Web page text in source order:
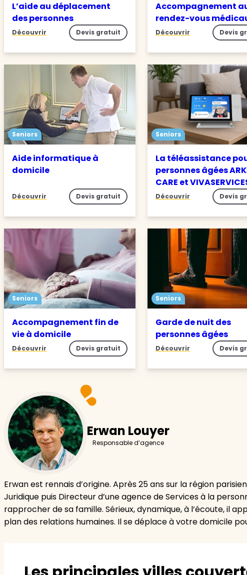
L’aide au déplacement
des personnes
Découvrir Devis gratuit
Accompagnement
rendez-vous
Découvrir Devis
Seniors
Aide informatique à
domicile
Découvrir Devis gratuit
Seniors
La téléassistance
personnes âgées
CARE et
Découvrir Devis
Seniors
Accompagnement fin de
vie à domicile
Découvrir Devis gratuit
Seniors
Garde de nuit des
personnes âgées
Découvrir Devis
Erwan Louyer
Responsable d’agence
Erwan est rennais d’origine. Après 25 ans sur la région
Juridique puis Directeur d’une agence de Services à la
rapprocher de sa famille. Sérieux, dynamique, à l’écoute, il
plan des relations humaines. Il se déplace à votre domicile